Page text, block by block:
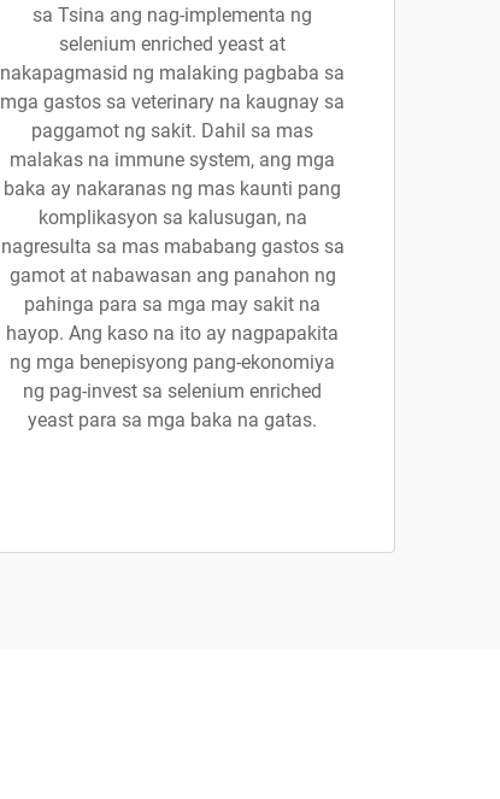
sa Tsina ang nag-implementa ng
selenium enriched yeast at
nakapagmasid ng malaking pagbaba sa
mga gastos sa veterinary na kaugnay sa
paggamot ng sakit. Dahil sa mas
malakas na immune system, ang mga
baka ay nakaranas ng mas kaunti pang
komplikasyon sa kalusugan, na
nagresulta sa mas mababang gastos sa
gamot at nabawasan ang panahon ng
pahinga para sa mga may sakit na
hayop. Ang kaso na ito ay nagpapakita
ng mga benepisyong pang-ekonomiya
ng pag-invest sa selenium enriched
yeast para sa mga baka na gatas.